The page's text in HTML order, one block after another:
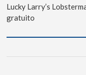
Lucky Larry’s
gratuito